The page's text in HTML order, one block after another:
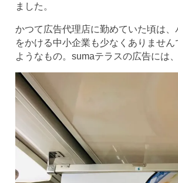
ました。
かつて広告代理店に勤めていた頃は
をかける中小企業も少なくありませ
ようなもの。sumaテラスの広告には